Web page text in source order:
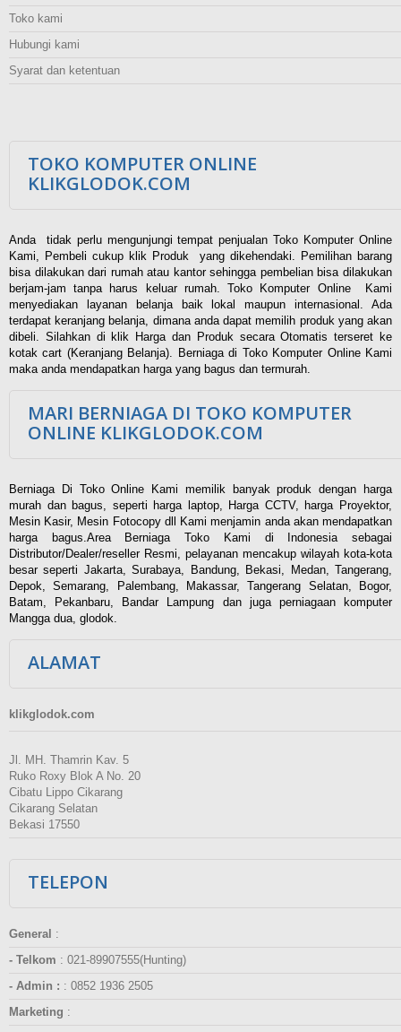
Toko kami
Hubungi kami
Syarat dan ketentuan
TOKO KOMPUTER ONLINE
KLIKGLODOK.COM
Anda tidak perlu mengunjungi tempat penjualan Toko Komputer Online
Kami, Pembeli cukup klik Produk yang dikehendaki. Pemilihan barang
bisa dilakukan dari rumah atau kantor sehingga pembelian bisa dilakukan
berjam-jam tanpa harus keluar rumah. Toko Komputer Online Kami
menyediakan layanan belanja baik lokal maupun internasional. Ada
terdapat keranjang belanja, dimana anda dapat memilih produk yang akan
dibeli. Silahkan di klik Harga dan Produk secara Otomatis terseret ke
kotak cart (Keranjang Belanja). Berniaga di Toko Komputer Online Kami
maka anda mendapatkan harga yang bagus dan termurah.
MARI BERNIAGA DI TOKO KOMPUTER
ONLINE KLIKGLODOK.COM
Berniaga Di Toko Online Kami memilik banyak produk dengan harga
murah dan bagus, seperti harga laptop, Harga CCTV, harga Proyektor,
Mesin Kasir, Mesin Fotocopy dll Kami menjamin anda akan mendapatkan
harga bagus.Area Berniaga Toko Kami di Indonesia sebagai
Distributor/Dealer/reseller Resmi, pelayanan mencakup wilayah kota-kota
besar seperti Jakarta, Surabaya, Bandung, Bekasi, Medan, Tangerang,
Depok, Semarang, Palembang, Makassar, Tangerang Selatan, Bogor,
Batam, Pekanbaru, Bandar Lampung dan juga perniagaan komputer
Mangga dua, glodok.
ALAMAT
klikglodok.com
Jl. MH. Thamrin Kav. 5
Ruko Roxy Blok A No. 20
Cibatu Lippo Cikarang
Cikarang Selatan
Bekasi 17550
TELEPON
General :
- Telkom : 021-89907555(Hunting)
- Admin : : 0852 1936 2505
Marketing :